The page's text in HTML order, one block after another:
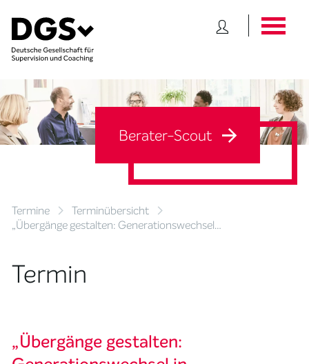
Termine
Terminübersicht
„Übergänge gestalten: Generationswechsel…
Berater-Scout
Termin
„Übergänge gestalten: